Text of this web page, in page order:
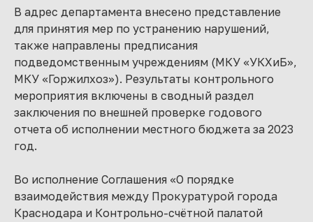
В адрес департамента внесено представление
для принятия мер по устранению нарушений,
также направлены предписания
подведомственным учреждениям (МКУ «УКХиБ»,
МКУ «Горжилхоз»). Результаты контрольного
мероприятия включены в сводный раздел
заключения по внешней проверке годового
отчета об исполнении местного бюджета за 2023
год.
Во исполнение Соглашения «О порядке
взаимодействия между Прокуратурой города
Краснодара и Контрольно-счётной палатой